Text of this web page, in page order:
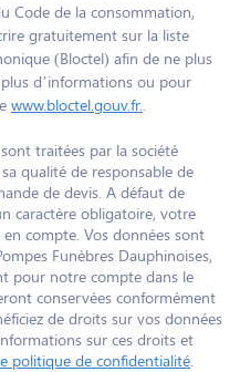
Code de la consommation,
gratuitement sur la liste
(Bloctel) afin de ne plus
d’informations ou pour
www.bloctel.gouv.fr..
traitées par la société
qualité de responsable de
de devis. A défaut de
caractère obligatoire, votre
compte. Vos données sont
Funèbres Dauphinoises,
pour notre compte dans le
conservées conformément
de droits sur vos données
sur ces droits et
politique de confidentialité.